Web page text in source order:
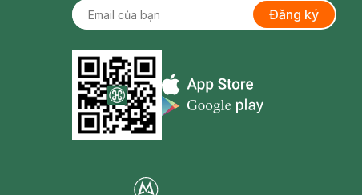
Đăng ký
Appstore icon